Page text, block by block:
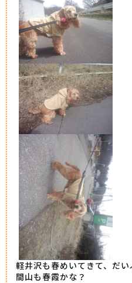
軽井沢も春めいてきて、だ
間山も春霞かな？